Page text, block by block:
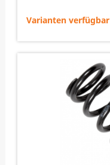
Varianten verfügbar